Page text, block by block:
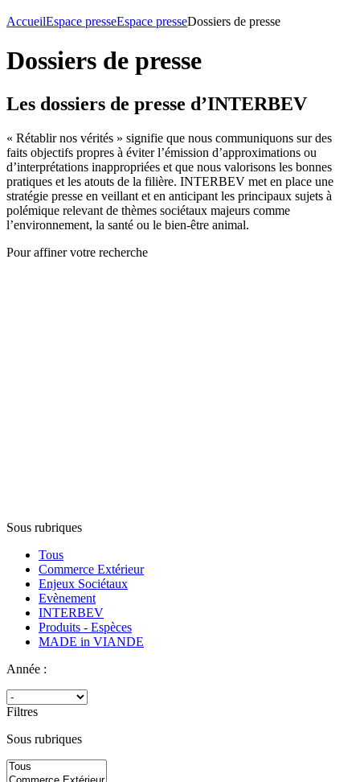
AccueilEspace presseEspace presseDossiers de presse
Dossiers de presse
Les dossiers de presse d’INTERBEV
« Rétablir nos vérités » signifie que nous communiquons sur des
faits objectifs propres à éviter l’émission d’approximations ou
d’interprétations inappropriées et que nous valorisons les bonnes
pratiques et les atouts de la filière. INTERBEV met en place une
stratégie presse en veillant et en anticipant les principaux sujets à
polémique relevant de thèmes sociétaux majeurs comme
l’environnement, la santé ou le bien-être animal.
Pour affiner votre recherche
Sous rubriques
Tous
Commerce Extérieur
Enjeux Sociétaux
Evènement
INTERBEV
Produits - Espèces
MADE in VIANDE
Année :
Filtres
Sous rubriques